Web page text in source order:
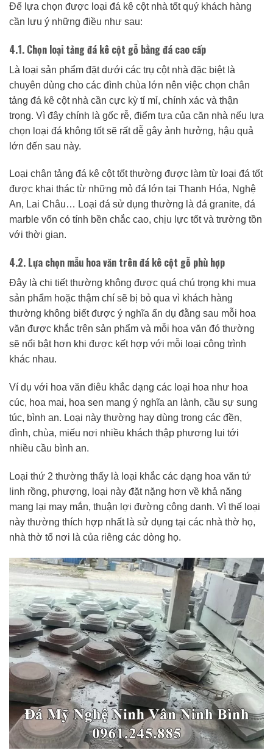
Để lựa chọn được loại đá kê cột nhà tốt quý khách hàng
cần lưu ý những điều như sau:
4.1. Chọn loại tảng đá kê cột gỗ bằng đá cao cấp
Là loại sản phẩm đặt dưới các trụ cột nhà đặc biệt là
chuyên dùng cho các đình chùa lớn nên việc chọn chân
tảng đá kê cột nhà cần cực kỳ tỉ mỉ, chính xác và thận
trọng. Vì đây chính là gốc rễ, điểm tựa của căn nhà nếu lựa
chọn loại đá không tốt sẽ rất dễ gây ảnh hưởng, hậu quả
lớn đến sau này.
Loại chân tảng đá kê cột tốt thường được làm từ loại đá tốt
được khai thác từ những mỏ đá lớn tại Thanh Hóa, Nghệ
An, Lai Châu… Loại đá sử dụng thường là đá granite, đá
marble vốn có tính bền chắc cao, chịu lực tốt và trường tồn
với thời gian.
4.2. Lựa chọn mẫu hoa văn trên đá kê cột gỗ phù hợp
Đây là chi tiết thường không được quá chú trọng khi mua
sản phẩm hoặc thậm chí sẽ bị bỏ qua vì khách hàng
thường không biết được ý nghĩa ẩn dụ đằng sau mỗi hoa
văn được khắc trên sản phẩm và mỗi hoa văn đó thường
sẽ nổi bật hơn khi được kết hợp với mỗi loại công trình
khác nhau.
Ví dụ với hoa văn điêu khắc dạng các loại hoa như hoa
cúc, hoa mai, hoa sen mang ý nghĩa an lành, cầu sự sung
túc, bình an. Loại này thường hay dùng trong các đền,
đình, chùa, miếu nơi nhiều khách thập phương lui tới
nhiều cầu bình an.
Loại thứ 2 thường thấy là loại khắc các dạng hoa văn tứ
linh rồng, phượng, loại này đặt nặng hơn về khả năng
mang lại may mắn, thuận lợi đường công danh. Vì thế loại
này thường thích hợp nhất là sử dụng tại các nhà thờ họ,
nhà thờ tổ nơi là của riêng các dòng họ.